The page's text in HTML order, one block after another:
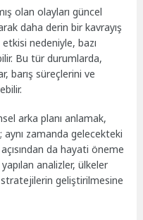
olan olayları güncel
daha derin bir kavrayış
nedeniyle, bazı
Bu tür durumlarda,
barış süreçlerini ve
arka planı anlamak,
zamanda gelecekteki
da hayati öneme
analizler, ülkeler
stratejilerin geliştirilmesine